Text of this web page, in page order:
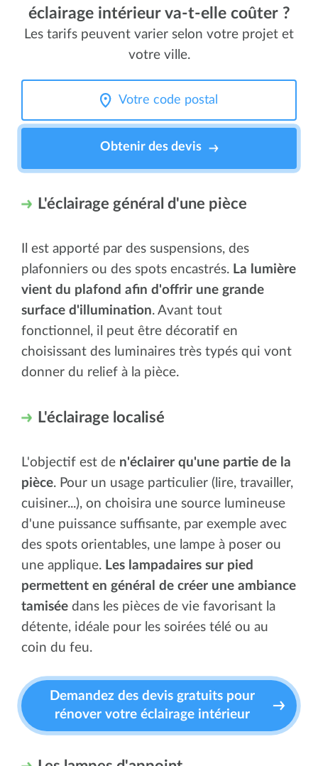
éclairage intérieur va-t-elle coûter ?
Les tarifs peuvent varier selon votre projet et
votre ville.
Obtenir des devis
L'éclairage général d'une pièce
Il est apporté par des suspensions, des
plafonniers ou des spots encastrés. La lumière
vient du plafond afin d'offrir une grande
surface d'illumination. Avant tout
fonctionnel, il peut être décoratif en
choisissant des luminaires très typés qui vont
donner du relief à la pièce.
L'éclairage localisé
L'objectif est de n'éclairer qu'une partie de la
pièce. Pour un usage particulier (lire, travailler,
cuisiner...), on choisira une source lumineuse
d'une puissance suffisante, par exemple avec
des spots orientables, une lampe à poser ou
une applique. Les lampadaires sur pied
permettent en général de créer une ambiance
tamisée dans les pièces de vie favorisant la
détente, idéale pour les soirées télé ou au
coin du feu.
Demandez des devis gratuits pour
rénover votre éclairage intérieur